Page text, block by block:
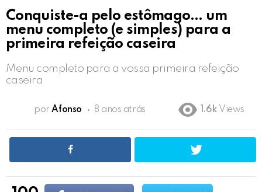
Conquiste-a pelo estômago… um
menu completo (e simples) para a
primeira refeição caseira
Menu completo para a vossa primeira refeição
caseira
por Afonso 8 anos atrás 1.6k Views